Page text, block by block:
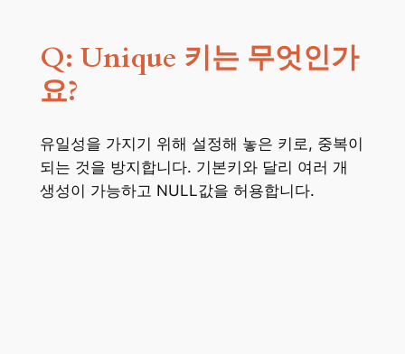
Q: Unique 키는 무엇인가
요?
유일성을 가지기 위해 설정해 놓은 키로, 중복이
되는 것을 방지합니다. 기본키와 달리 여러 개
생성이 가능하고 NULL값을 허용합니다.